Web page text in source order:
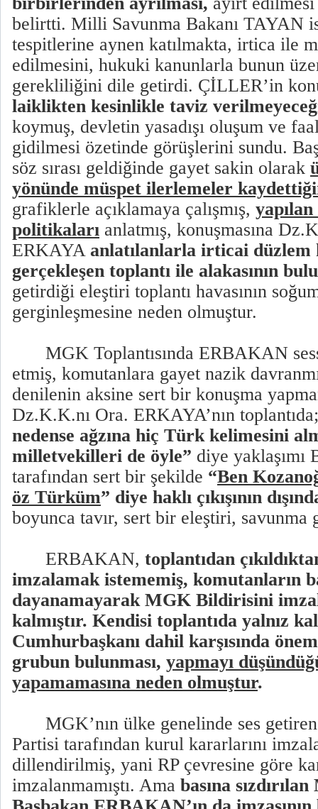
belirtti. Milli Savunma Bakanı TAYAN
tespitlerine aynen katılmakta, irtica ile
edilmesini, hukuki kanunlarla bunun
gerekliliğini dile getirdi. ÇİLLER’in
laiklikten kesinlikle taviz
koymuş, devletin yasadışı oluşum ve
gidilmesi özetinde görüşlerini sundu.
söz sırası geldiğinde gayet sakin olarak
yönünde müspet ilerlemeler
grafiklerle açıklamaya çalışmış,
politikaları anlatmış, konuşmasına
ERKAYA anlatılanlarla irticai düzlem
gerçekleşen toplantı ile alakasının
getirdiği eleştiri toplantı havasının
gerginleşmesine neden olmuştur.
MGK Toplantısında ERBAKAN
etmiş, komutanlara gayet nazik
denilenin aksine sert bir konuşma
Dz.K.K.nı Ora. ERKAYA’nın
nedense ağzına hiç Türk kelimesini
milletvekilleri de öyle” diye
tarafından sert bir şekilde “Ben
öz Türküm” diye haklı çıkışının
boyunca tavır, sert bir eleştiri, savunma
ERBAKAN,toplantıdan
imzalamak istememiş, komutanların
dayanamayarak MGK Bildirisini
kalmıştır. Kendisi toplantıda yalnız
Cumhurbaşkanı dahil karşısında
grubun bulunması, yapmayı
yapamamasına neden olmuştur.
MGK’nın ülke genelinde ses
Partisi tarafından kurul kararlarını
dillendirilmiş, yani RP çevresine göre
imzalanmamıştı. Ama basına